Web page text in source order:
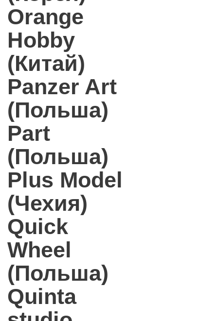
Orange
Hobby
(Китай)
Panzer Art
(Польша)
Part
(Польша)
Plus Model
(Чехия)
Quick
Wheel
(Польша)
Quinta